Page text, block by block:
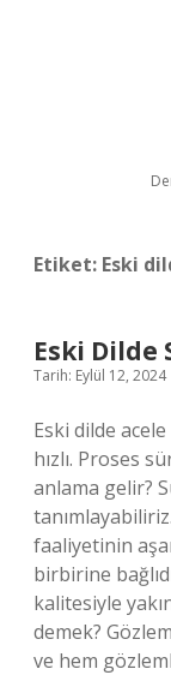
Etiket: Eski
Eski Dilde
Tarih: Eylül 12, 2024
Eski dilde
hızlı. Proses
anlama gelir?
faaliyetinin
birbirine
kalitesiyle
demek?
ve hem